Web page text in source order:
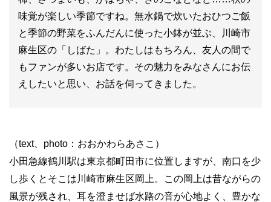
味覚が楽しい季節ですね。無水鍋で炊いたおひつご飯
と季節の野菜をふんだんに使った小鉢が並ぶ、川崎市
麻生区の「しばた」。わたしはもちろん、友人の間で
もファンが多いお店です。その魅力をみなさんにお伝
えしたいと思い、お話を伺ってきました。
（text、photo：おおかわらあさこ）
小田急線鶴川駅は東京都町田市に位置しますが、南口を少
し歩くとそこは川崎市麻生区岡上。この岡上は昔ながらの
風景が残され、耳を澄ませば水路の音が心地よく、豊かな